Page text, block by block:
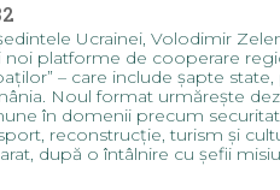
Ucrainei, Volodimir
noi platforme de cooperare
– care include șapte
Noul format urmărește
în domenii precum
reconstrucție, turism și
după o întâlnire cu șefii